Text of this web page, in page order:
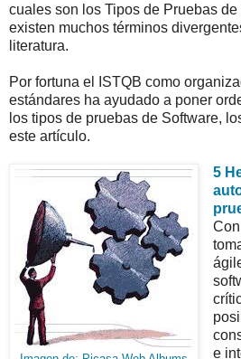
cuales son los Tipos de Pruebas de
existen muchos términos
literatura.
Por fortuna el ISTQB como
estándares ha ayudado a poner
los tipos de pruebas de Software,
este artículo.
5
e